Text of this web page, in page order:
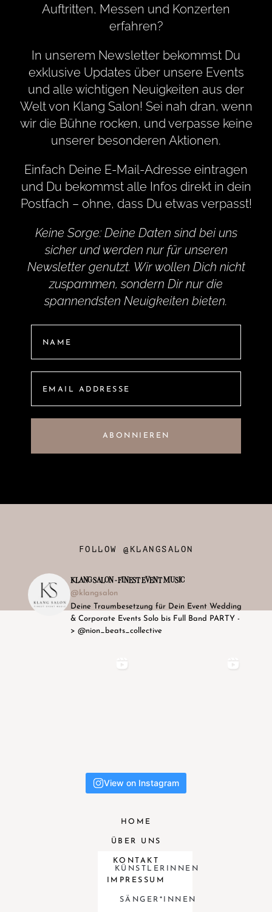
Auftritten, Messen und Konzerten
erfahren?
In unserem Newsletter bekommst Du
exklusive Updates über unsere Events
und alle wichtigen Neuigkeiten aus der
Welt von Klang Salon! Sei nah dran, wenn
wir die Bühne rocken, und verpasse keine
unserer besonderen Aktionen.
Einfach Deine E-Mail-Adresse eintragen
und Du bekommst alle Infos direkt in dein
Postfach – ohne, dass Du etwas verpasst!
Keine Sorge: Deine Daten sind bei uns
sicher und werden nur für unseren
Newsletter genutzt. Wir wollen Dich nicht
zuspammen, sondern Dir nur die
spannendsten Neuigkeiten bieten.
FOLLOW @KLANGSALON
KLANG SALON - FINEST EVENT MUSIC
@klangsalon
Deine Traumbesetzung für Dein Event Wedding
& Corporate Events Solo bis Full Band PARTY -
> @nion_beats_collective
View on Instagram
HOME
ÜBER UNS
KÜNSTLERINNEN
SÄNGER*INNEN
KONTAKT
IMPRESSUM